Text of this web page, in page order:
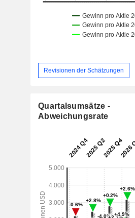
Revisionen der Schätzungen
Quartalsumsätze -
Abweichungsrate